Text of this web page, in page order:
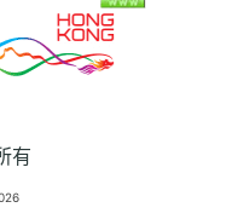
有